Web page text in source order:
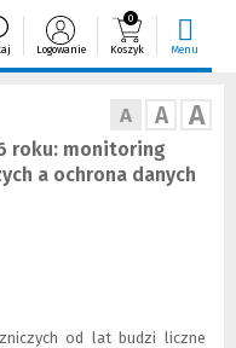
Logowanie
0
Koszyk Menu
A A A
roku: monitoring
a ochrona danych
od lat budzi liczne